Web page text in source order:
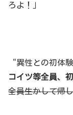
ろよ！」
“異性との初体
コイツ等全員、
全員生かして帰